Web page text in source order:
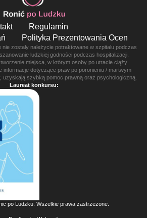
Regulamin
Polityka Prezentowania Ocen
nie zostały należycie potraktowane w szpitalu podczas
ludzkiej godności podczas hospitalizacji.
miejsca, w którym osoby po utracie ciąży
informacje dotyczące praw po poronieniu / martwym
uzyskają szybką pomoc prawną oraz psychologiczną.
Laureat konkursu:
po Ludzku. Wszelkie prawa zastrzeżone.